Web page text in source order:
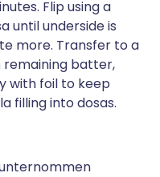
Flip using a
until underside is
more. Transfer to a
remaining batter,
with foil to keep
filling into dosas.